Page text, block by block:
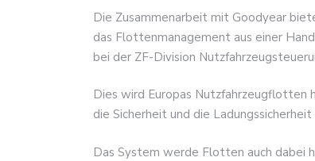
Die Zusammenarbeit mit Goodyear
das Flottenmanagement aus einer
bei der ZF-Division
Dies wird Europas Nutzfahrzeugflotten
die Sicherheit und die
Das System werde Flotten auch dabei